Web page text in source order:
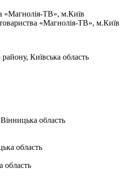
«Магнолія-ТВ», м.Київ
«Магнолія-ТВ», м.Київ
Київська область
область
область
область